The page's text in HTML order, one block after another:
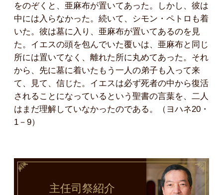
をのぞくと、亜麻布が置いてあった。しかし、彼は
中には入らなかった。続いて、シモン・ペトロも着
いた。彼は墓に入り、亜麻布が置いてあるのを見
た。イエスの頭を包んでいた覆いは、亜麻布と同じ
所には置いてなく、離れた所に丸めてあった。それ
から、先に墓に着いたもう一人の弟子も入って来
て、見て、信じた。イエスは必ず死者の中から復活
されることになっているという聖書の言葉を、二人
はまだ理解していなかったのである。（ヨハネ20・
1－9）
主任司祭紹介